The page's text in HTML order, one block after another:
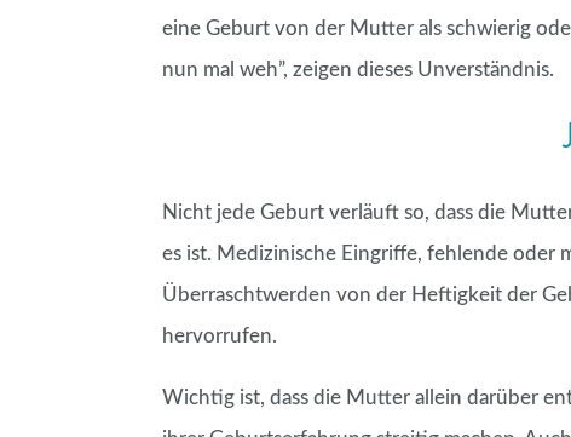
eine Geburt von der Mutter als schwierig
nun mal weh”, zeigen dieses Unverständnis.
Nicht jede Geburt verläuft so, dass die
es ist. Medizinische Eingriffe, fehlende oder
Überraschtwerden von der Heftigkeit der
hervorrufen.
Wichtig ist, dass die Mutter allein darüber